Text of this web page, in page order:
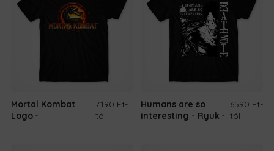
Mortal Kombat
Logo
7190 Ft-
tól
Humans are so
interesting - Ryuk
6590 Ft-
tól